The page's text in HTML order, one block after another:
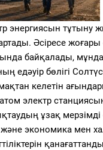
энергиясын тұтыну
Әсіресе жоғары
байқалады,
едәуір бөлігі
келетін
электр
ұзақ мерзімді
экономика мен